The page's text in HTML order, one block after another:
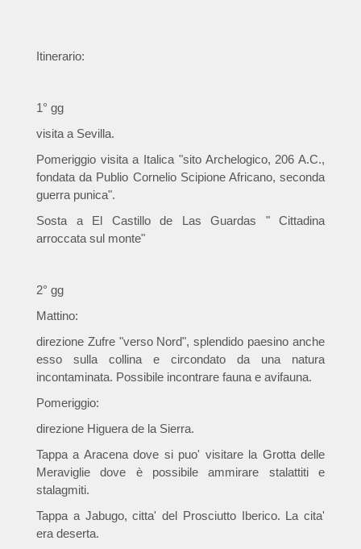
Itinerario:
1° gg
visita a Sevilla.
Pomeriggio visita a Italica "sito Archelogico, 206 A.C.,
fondata da Publio Cornelio Scipione Africano, seconda
guerra punica".
Sosta a El Castillo de Las Guardas " Cittadina
arroccata sul monte"
2° gg
Mattino:
direzione Zufre "verso Nord", splendido paesino anche
esso sulla collina e circondato da una natura
incontaminata. Possibile incontrare fauna e avifauna.
Pomeriggio:
direzione Higuera de la Sierra.
Tappa a Aracena dove si puo' visitare la Grotta delle
Meraviglie dove è possibile ammirare stalattiti e
stalagmiti.
Tappa a Jabugo, citta' del Prosciutto Iberico. La cita'
era deserta.